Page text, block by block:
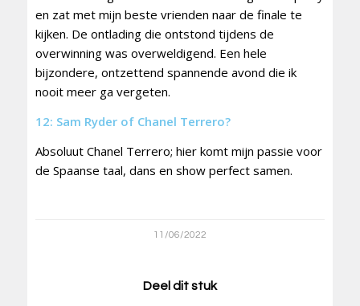
en zat met mijn beste vrienden naar de finale te
kijken. De ontlading die ontstond tijdens de
overwinning was overweldigend. Een hele
bijzondere, ontzettend spannende avond die ik
nooit meer ga vergeten.
12: Sam Ryder of Chanel Terrero?
Absoluut Chanel Terrero; hier komt mijn passie voor
de Spaanse taal, dans en show perfect samen.
11/06/2022
Deel dit stuk